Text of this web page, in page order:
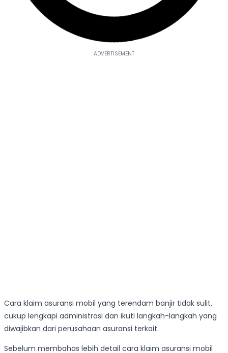
Cara klaim asuransi mobil yang terendam banjir tidak sulit,
cukup lengkapi administrasi dan ikuti langkah-langkah yang
diwajibkan dari perusahaan asuransi terkait.
Sebelum membahas lebih detail cara klaim asuransi mobil